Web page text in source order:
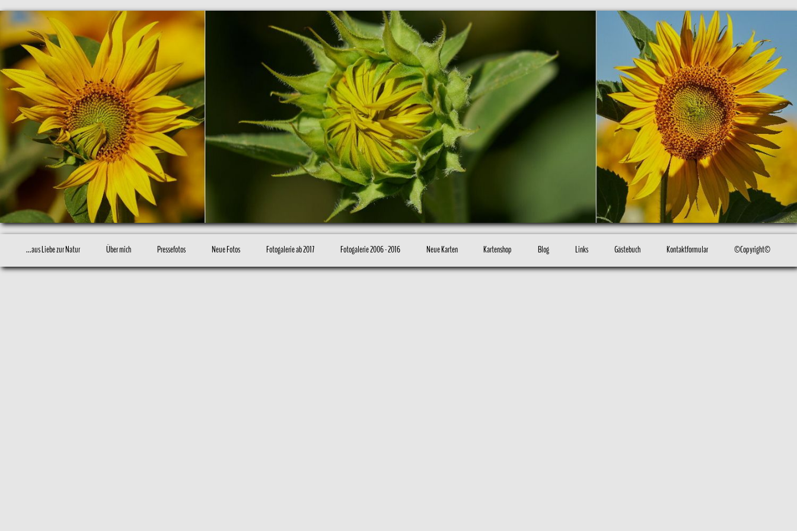
...aus Liebe zur Natur Über mich Pressefotos Neue Fotos Fotogalerie ab 2017 Fotogalerie 2006 - 2016 Neue Karten Kartenshop Blog Links Gästebuch Kontaktformular ©Copyright©